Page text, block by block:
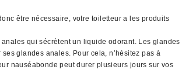
être nécessaire, votre toiletteur a les produits
qui sécrètent un liquide odorant. Les glandes
glandes anales. Pour cela, n’hésitez pas à
nauséabonde peut durer plusieurs jours sur vos